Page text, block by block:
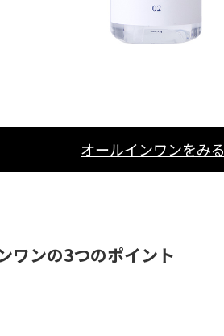
オールインワンをみる
ワンの3つのポイント